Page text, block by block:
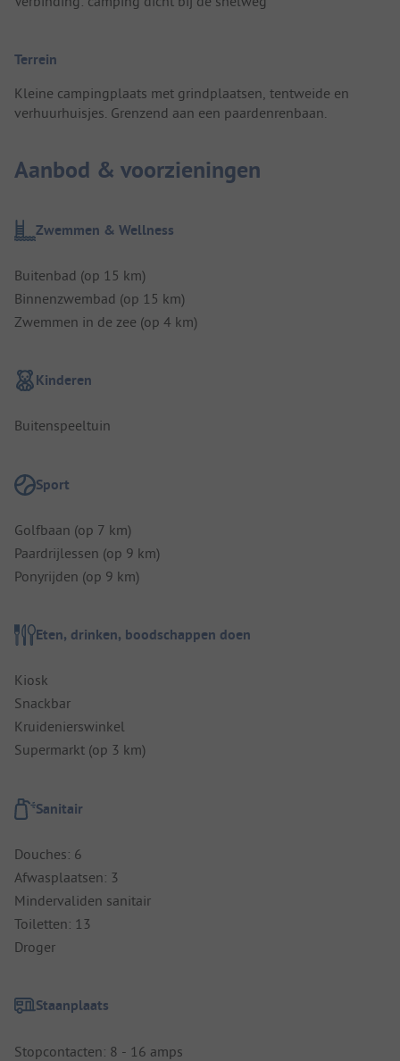
Terrein
Kleine campingplaats met grindplaatsen, tentweide en
verhuurhuisjes. Grenzend aan een paardenrenbaan.
Aanbod & voorzieningen
Zwemmen & Wellness
Buitenbad (op 15 km)
Binnenzwembad (op 15 km)
Zwemmen in de zee (op 4 km)
Kinderen
Buitenspeeltuin
Sport
Golfbaan (op 7 km)
Paardrijlessen (op 9 km)
Ponyrijden (op 9 km)
Eten, drinken, boodschappen doen
Kiosk
Snackbar
Kruidenierswinkel
Supermarkt (op 3 km)
Sanitair
Douches: 6
Afwasplaatsen: 3
Mindervaliden sanitair
Toiletten: 13
Droger
Staanplaats
Stopcontacten: 8 - 16 amps